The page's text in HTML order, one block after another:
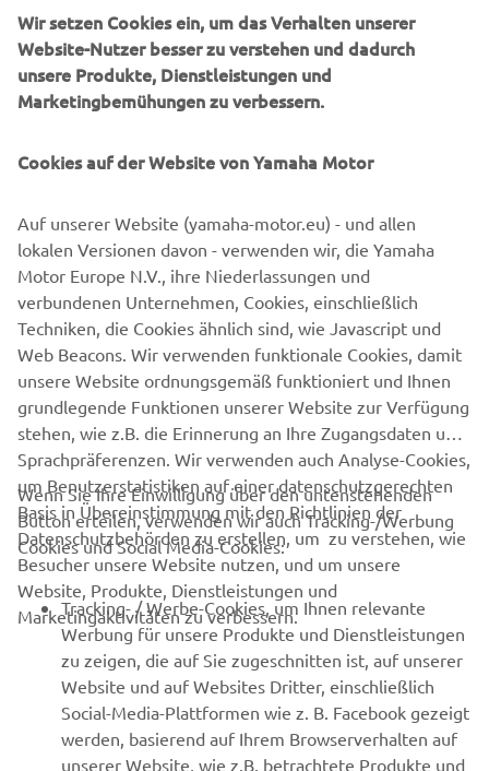
Zuverlässigkeit und Einfachheit wichtiger sind als
Raffinesse oder Komplexität. Die Boote von Whaly sind
sicher, erschwinglich und einfach zu handhaben. Sie
eignen sich hervorragend für Familien, Mietflotten,
Rettungsteams und praktische Anwender. Perfekt für
Abenteuer.
OFFIZIELLE WEBSITE VON WHALY
UNTERNEHMEN
B2B
MEHR VON YAMAHA
SUPPORT
Wir setzen Cookies ein, um das Verhalten unserer
Website-Nutzer besser zu verstehen und dadurch
unsere Produkte, Dienstleistungen und
Marketingbemühungen zu verbessern.
Cookies auf der Website von Yamaha Motor
Auf unserer Website (yamaha-motor.eu) - und allen
lokalen Versionen davon - verwenden wir, die Yamaha
Motor Europe N.V., ihre Niederlassungen und
verbundenen Unternehmen, Cookies, einschließlich
Techniken, die Cookies ähnlich sind, wie Javascript und
Web Beacons. Wir verwenden funktionale Cookies, damit
unsere Website ordnungsgemäß funktioniert und Ihnen
grundlegende Funktionen unserer Website zur Verfügung
stehen, wie z.B. die Erinnerung an Ihre Zugangsdaten und
Sprachpräferenzen. Wir verwenden auch Analyse-Cookies,
um Benutzerstatistiken auf einer datenschutzgerechten
Basis in Übereinstimmung mit den Richtlinien der
Datenschutzbehörden zu erstellen, um zu verstehen, wie
Besucher unsere Website nutzen, und um unsere
Website, Produkte, Dienstleistungen und
Marketingaktivitäten zu verbessern.
Wenn Sie Ihre Einwilligung über den untenstehenden
Button erteilen, verwenden wir auch Tracking-/Werbung
Cookies und Social Media-Cookies:
Tracking- / Werbe-Cookies, um Ihnen relevante
Werbung für unsere Produkte und Dienstleistungen
zu zeigen, die auf Sie zugeschnitten ist, auf unserer
Website und auf Websites Dritter, einschließlich
Social-Media-Plattformen wie z. B. Facebook gezeigt
werden, basierend auf Ihrem Browserverhalten auf
unserer Website, wie z.B. betrachtete Produkte und